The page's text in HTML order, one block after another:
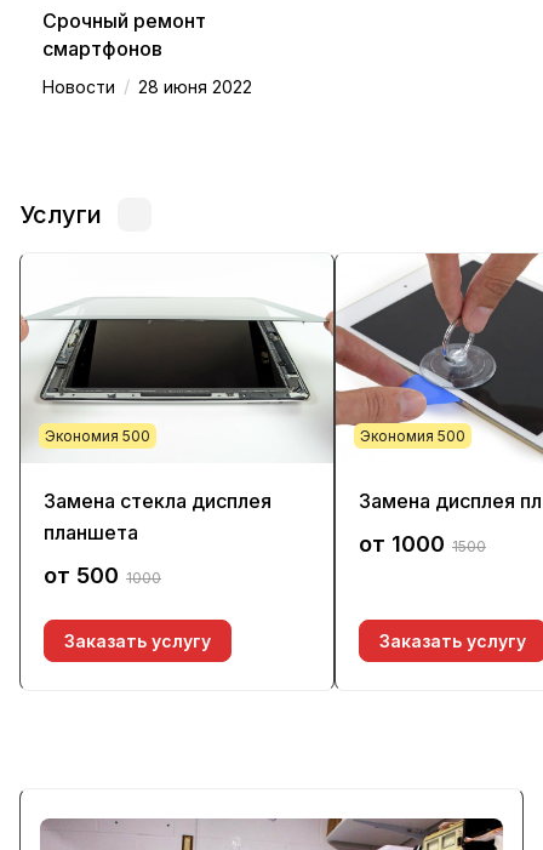
Срочный ремонт
смартфонов
Новости / 28 июня 2022
Услуги
Экономия 500
Замена стекла дисплея
планшета
от 500 1000
Заказать услугу
Экономия 500
Замена дисплея
от 1000 1500
Заказать услугу